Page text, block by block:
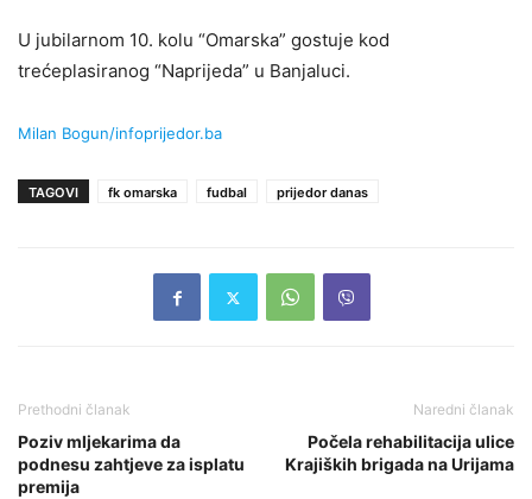
U jubilarnom 10. kolu “Omarska” gostuje kod
trećeplasiranog “Naprijeda” u Banjaluci.
Milan Bogun/infoprijedor.ba
TAGOVI fk omarska fudbal prijedor danas
Prethodni članak
Poziv mljekarima da
podnesu zahtjeve za isplatu
premija
Naredni članak
Počela rehabilitacija ulice
Krajiških brigada na Urijama